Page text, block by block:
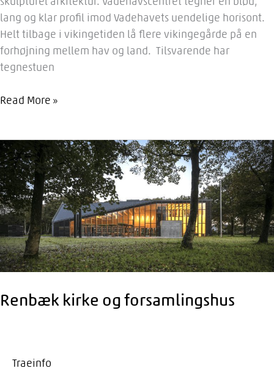
lang og klar profil imod Vadehavets uendelige horisont.
Helt tilbage i vikingetiden lå flere vikingegårde på en
forhøjning mellem hav og land. Tilsvarende har
tegnestuen
Vadehavscentret
Read More »
Renbæk kirke og forsamlingshus
Traeinfo